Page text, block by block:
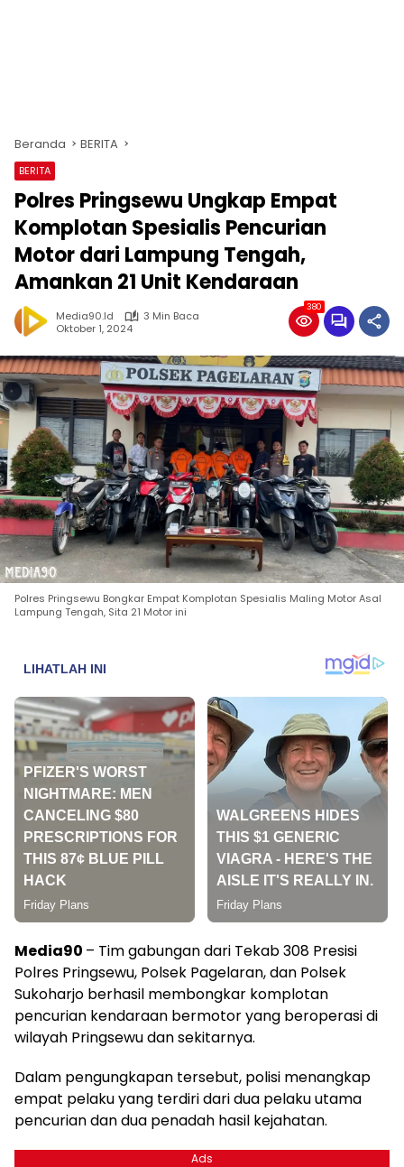
Beranda BERITA
BERITA
Polres Pringsewu Ungkap Empat
Komplotan Spesialis Pencurian
Motor dari Lampung Tengah,
Amankan 21 Unit Kendaraan
Media90.id
3 Min Baca
Oktober 1, 2024
380
Polres Pringsewu Bongkar Empat Komplotan Spesialis Maling Motor Asal
Lampung Tengah, Sita 21 Motor ini
Media90 – Tim gabungan dari Tekab 308 Presisi
Polres Pringsewu, Polsek Pagelaran, dan Polsek
Sukoharjo berhasil membongkar komplotan
pencurian kendaraan bermotor yang beroperasi di
wilayah Pringsewu dan sekitarnya.
Dalam pengungkapan tersebut, polisi menangkap
empat pelaku yang terdiri dari dua pelaku utama
pencurian dan dua penadah hasil kejahatan.
Ads